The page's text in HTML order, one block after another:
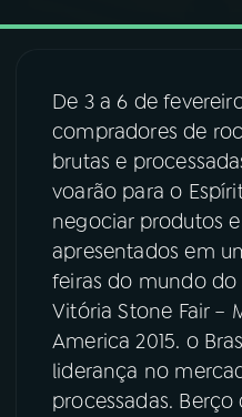
03PROGRAMAÇÃO
04PROGRAMAS
PODCASTS
06VIDEOCASTS
08FESTIVAL DE
De 3 a 6 de
compradores de
brutas e
voarão para o
negociar produtos
apresentados em
feiras do mundo do
Vitória Stone Fair –
America 2015. o
liderança no
processadas.